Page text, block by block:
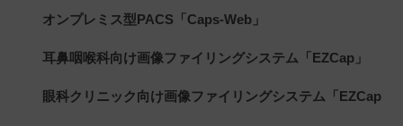
オンプレミス型PACS「Caps-Web」
耳鼻咽喉科向け画像ファイリングシステム「EZCap」
眼科クリニック向け画像ファイリングシステム「EZCap